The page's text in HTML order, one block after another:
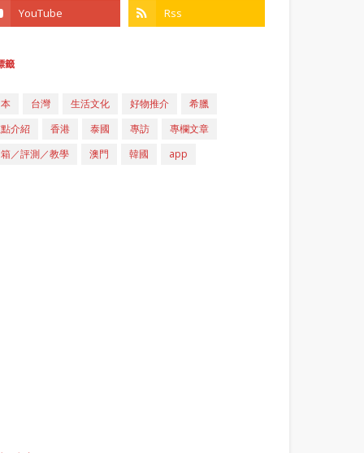
籤
台灣 生活文化 好物推介
希臘
介紹
香港 泰國 專訪
專欄文章
／評測／教學
澳門 韓國 app